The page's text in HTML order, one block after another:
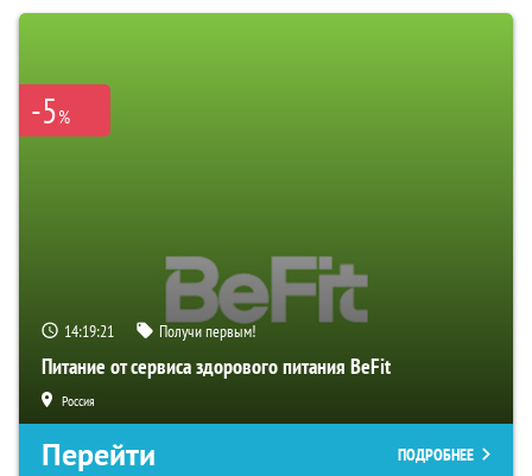
-5%
14:19:19 Получи первым!
Питание от сервиса здорового питания BeFit
Россия
Перейти ПОДРОБНЕЕ